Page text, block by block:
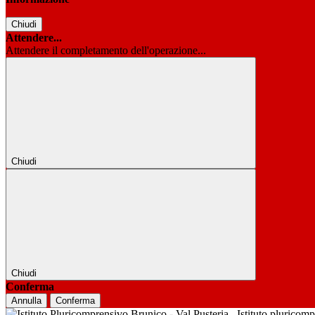
Chiudi
Attendere...
Attendere il completamento dell'operazione...
Chiudi
Chiudi
Conferma
Annulla Conferma